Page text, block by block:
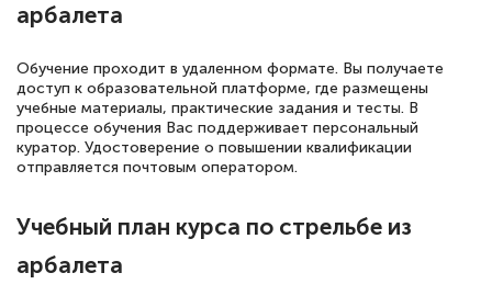
Спасибо большое Академии! Грамотное,
понятно! Проходила повышение
квалификации. Ещё раз - СПАСИБО!
Елена Петрикс
арбалета
Обучение проходит в удаленном формате. Вы получаете
доступ к образовательной платформе, где размещены
учебные материалы, практические задания и тесты. В
процессе обучения Вас поддерживает персональный
куратор. Удостоверение о повышении квалификации
отправляется почтовым оператором.
Учебный план курса по стрельбе из
арбалета